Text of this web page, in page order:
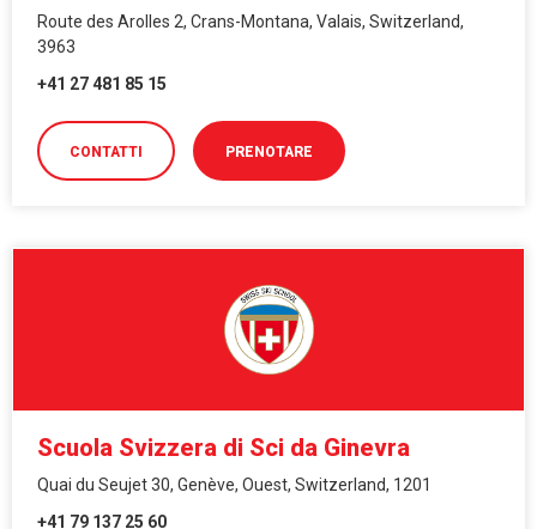
Route des Arolles 2, Crans-Montana, Valais, Switzerland,
3963
+41 27 481 85 15
CONTATTI PRENOTARE
Scuola Svizzera di Sci da Ginevra
Quai du Seujet 30, Genève, Ouest, Switzerland, 1201
+41 79 137 25 60